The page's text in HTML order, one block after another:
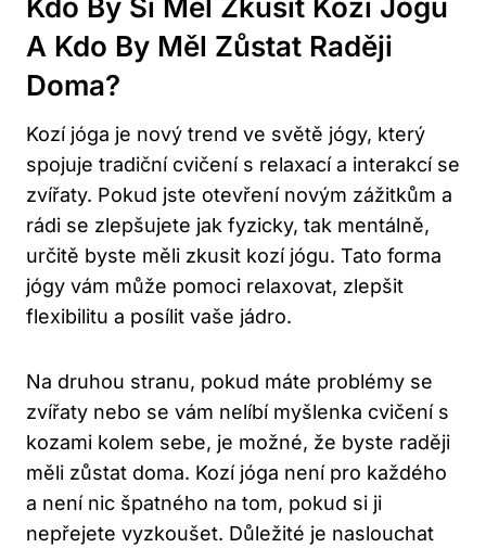
A Kdo By Měl⁤ Zůstat Raději
Doma?
Kozí jóga ⁤je nový​ trend ve světě jógy, ‌který
⁢spojuje tradiční‌ cvičení s relaxací a interakcí se
zvířaty. Pokud jste otevření ⁤novým zážitkům a
rádi se ⁣zlepšujete⁣ jak fyzicky, tak mentálně,
určitě byste měli zkusit kozí jógu. Tato forma‌
jógy vám může pomoci relaxovat, zlepšit
flexibilitu a posílit vaše ⁢jádro.
Na druhou stranu, pokud máte problémy ​se
zvířaty nebo se vám nelíbí myšlenka cvičení s
kozami ​kolem sebe, je možné, že ‍byste raději
měli zůstat doma. Kozí jóga není pro každého
a není ⁢nic špatného na tom, pokud si ji
nepřejete vyzkoušet. Důležité je ⁣naslouchat